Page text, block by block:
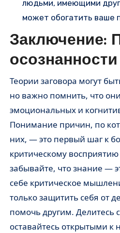
людьми, имеющими
может обогатить ваше
Заключение:
осознанности
Теории заговора могут
но важно помнить, что
эмоциональных и
Понимание причин, по
них, — это первый шаг к
критическому
забывайте, что знание —
себе критическое
только защитить себя от
помочь другим. Делитесь
оставайтесь открытыми